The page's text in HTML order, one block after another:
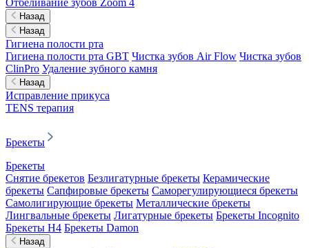
Отбеливание зубов Zoom 4
Назад
Назад
Гигиена полости рта
Гигиена полости рта GBT Чистка зубов Air Flow Чистка зубов
ClinPro Удаление зубного камня
Назад
Исправление прикуса
TENS терапия
Брекеты
Брекеты
Снятие брекетов Безлигатурные брекеты Керамические
брекеты Сапфировые брекеты Саморегулирующиеся брекеты
Самолигирующие брекеты Металлические брекеты
Лингвальные брекеты Лигатурные брекеты Брекеты Incognito
Брекеты H4 Брекеты Damon
Назад